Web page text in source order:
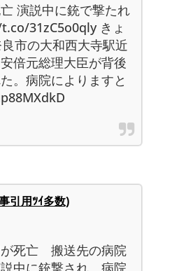
演説中に銃で撃たれ
31zC5o0qly きょ
市の大和西大寺駅近
倍元総理大臣が背後
。病院によりますと
引用ﾂｲ多数)
が死亡 搬送先の病院
中に銃撃され 病院